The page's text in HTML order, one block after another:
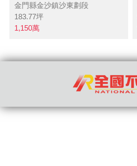
金門縣金沙鎮沙東劃段
183.77坪
1,150萬